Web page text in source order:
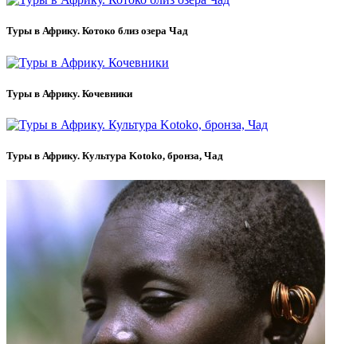
Туры в Африку. Котоко близ озера Чад
Туры в Африку. Кочевники
Туры в Африку. Культура Kotoko, бронза, Чад